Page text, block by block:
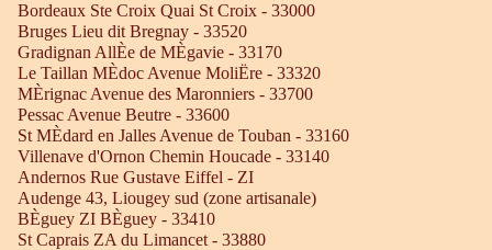
Bordeaux Ste Croix Quai St Croix - 33000
Bruges Lieu dit Bregnay - 33520
Gradignan AllÈe de MÈgavie - 33170
Le Taillan MÈdoc Avenue MoliËre - 33320
MÈrignac Avenue des Maronniers - 33700
Pessac Avenue Beutre - 33600
St MÈdard en Jalles Avenue de Touban - 33160
Villenave d'Ornon Chemin Houcade - 33140
Andernos Rue Gustave Eiffel - ZI
Audenge 43, Liougey sud (zone artisanale)
BÈguey ZI BÈguey - 33410
St Caprais ZA du Limancet - 33880